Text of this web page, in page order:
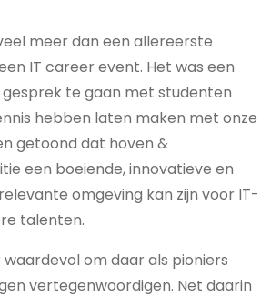
meer dan een allereerste
IT career event. Het was een
gesprek te gaan met studenten
hebben laten maken met onze
getoond dat hoven &
een boeiende, innovatieve en
omgeving kan zijn voor IT-
talenten.
waardevol om daar als pioniers
vertegenwoordigen. Net daarin